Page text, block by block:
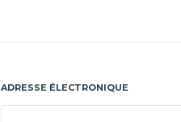
ADRESSE ÉLECTRONIQUE